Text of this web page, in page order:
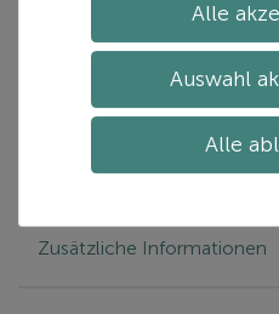
Artikelnummer: 40P46H-
Beschreibung
Zusätzliche Informationen
Alle
Auswahl
Alle